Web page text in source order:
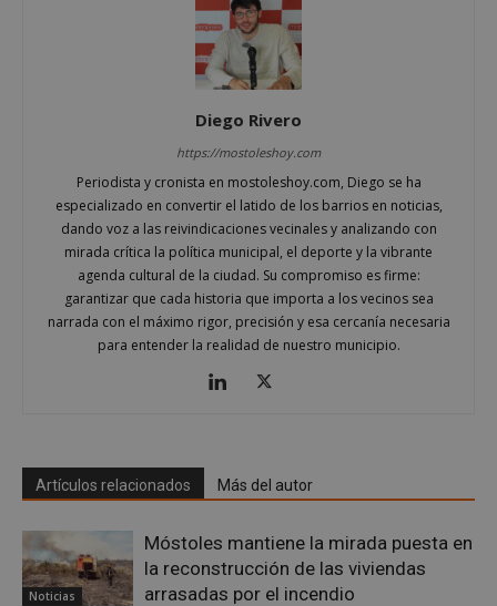
Diego Rivero
https://mostoleshoy.com
Periodista y cronista en mostoleshoy.com, Diego se ha
especializado en convertir el latido de los barrios en noticias,
dando voz a las reivindicaciones vecinales y analizando con
mirada crítica la política municipal, el deporte y la vibrante
agenda cultural de la ciudad. Su compromiso es firme:
garantizar que cada historia que importa a los vecinos sea
narrada con el máximo rigor, precisión y esa cercanía necesaria
para entender la realidad de nuestro municipio.
Artículos relacionados Más del autor
Noticias
Móstoles mantiene la mirada puesta en
la reconstrucción de las viviendas
arrasadas por el incendio
Cookies de rendimiento
Cookies de preferencias
Cookies de funcionalidad
Las cookies estrictamente necesarias permiten la
inicio de sesión de usuario y la gestión de cuentas.
El sitio web no se puede utilizar correctamente sin
las cookies estrictamente necesarias.
Proveedor /
Dominio
__cf_bm
Cloudflare Inc.
.x.com
29 minutos
56
mostoleshoy.com
días